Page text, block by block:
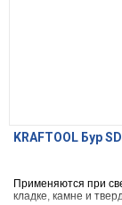
KRAFTOOL Бур
Применяются при
кладке, камне и